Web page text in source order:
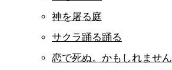
神を屠る庭
サクラ踊る踊る
恋で死ぬ。かもしれません